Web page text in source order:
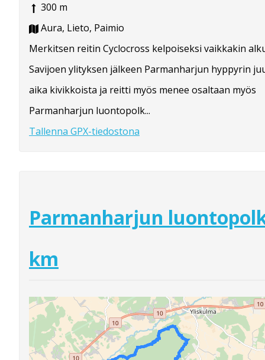
300 m
Aura, Lieto, Paimio
Merkitsen reitin Cyclocross kelpoiseksi vaikkakin
Savijoen ylityksen jälkeen Parmanharjun hyppyrin
aika kivikkoista ja reitti myös menee osaltaan myös
Parmanharjun luontopolk...
Tallenna GPX-tiedostona
Parmanharjun
km